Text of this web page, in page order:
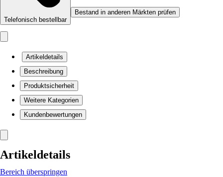
Telefonisch bestellbar
Bestand in anderen Märkten prüfen
Artikeldetails
Beschreibung
Produktsicherheit
Weitere Kategorien
Kundenbewertungen
Artikeldetails
Bereich überspringen